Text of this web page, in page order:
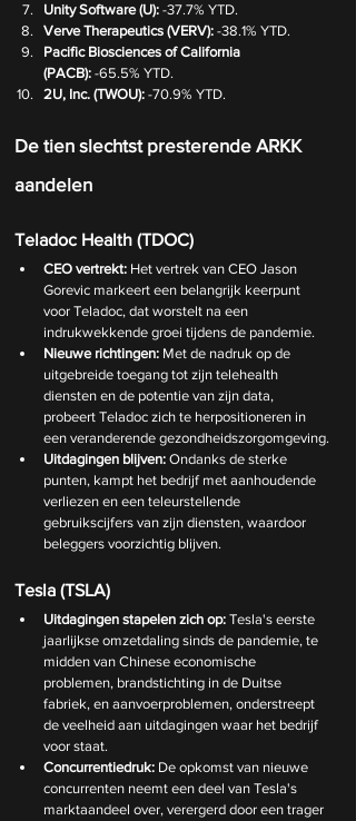
Unity Software (U): -37.7% YTD.
Verve Therapeutics (VERV): -38.1% YTD.
Pacific Biosciences of California
(PACB): -65.5% YTD.
2U, Inc. (TWOU): -70.9% YTD.
De tien slechtst presterende ARKK
aandelen
Teladoc Health (TDOC)
CEO vertrekt: Het vertrek van CEO Jason
Gorevic markeert een belangrijk keerpunt
voor Teladoc, dat worstelt na een
indrukwekkende groei tijdens de pandemie.
Nieuwe richtingen: Met de nadruk op de
uitgebreide toegang tot zijn telehealth
diensten en de potentie van zijn data,
probeert Teladoc zich te herpositioneren in
een veranderende gezondheidszorgomgeving.
Uitdagingen blijven: Ondanks de sterke
punten, kampt het bedrijf met aanhoudende
verliezen en een teleurstellende
gebruikscijfers van zijn diensten, waardoor
beleggers voorzichtig blijven.
Tesla (TSLA)
Uitdagingen stapelen zich op: Tesla's eerste
jaarlijkse omzetdaling sinds de pandemie, te
midden van Chinese economische
problemen, brandstichting in de Duitse
fabriek, en aanvoerproblemen, onderstreept
de veelheid aan uitdagingen waar het bedrijf
voor staat.
Concurrentiedruk: De opkomst van nieuwe
concurrenten neemt een deel van Tesla's
marktaandeel over, verergerd door een trager